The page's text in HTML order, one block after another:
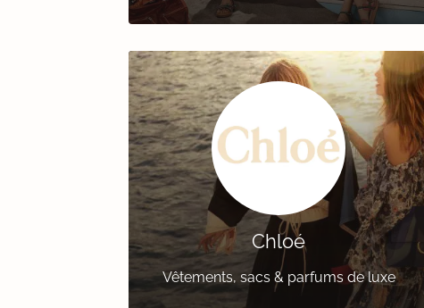
Chloé
Vêtements, sacs & parfums de luxe